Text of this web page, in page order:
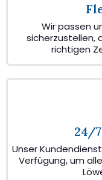
Wir passen
sicherzustellen,
richtigen
24/
Unser
Verfügung, um